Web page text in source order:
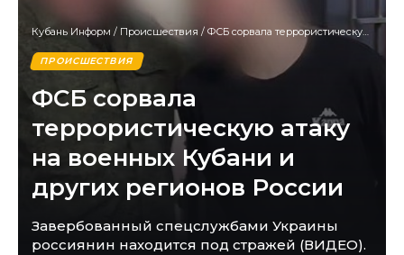
Кубань Информ / Происшествия / ФСБ сорвала террористическую атаку на военных Кубани и других регионов России
ПРОИСШЕСТВИЯ
ФСБ сорвала
террористическую атаку
на военных Кубани и
других регионов России
Завербованный спецслужбами Украины
россиянин находится под стражей (ВИДЕО).